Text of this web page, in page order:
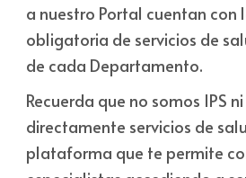
a nuestro Portal cuentan con
obligatoria de servicios de
de cada Departamento.
Recuerda que no somos IPS
directamente servicios de
plataforma que te permite